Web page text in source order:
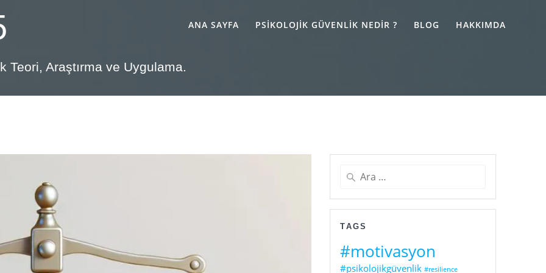
ANA SAYFA PSIKOLOJIK GÜVENLIK NEDIR ? BLOG HAKKIMDA
Teori, Araştırma ve Uygulama.
Arama:
TAGS
#motivasyon
#psikolojikgüvenlik #resilience